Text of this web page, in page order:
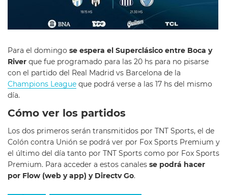
Para el domingo se espera el Superclásico entre Boca y
River que fue programado para las 20 hs para no pisarse
con el partido del Real Madrid vs Barcelona de la
Champions League que podrá verse a las 17 hs del mismo
día.
Cómo ver los partidos
Los dos primeros serán transmitidos por TNT Sports, el de
Colón contra Unión se podrá ver por Fox Sports Premium y
el último del día tanto por TNT Sports como por Fox Sports
Premium. Para acceder a estos canales se podrá hacer
por Flow (web y app) y Directv Go.